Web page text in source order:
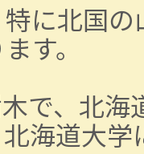
に北国
す。
で、北
海道大